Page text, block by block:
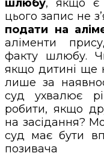
шлюбу, якщо є
цього запис не
подати на
аліменти
факту шлюбу.
якщо дитині ще
лише за
суд ухвалює
робити, якщо
на засідання?
суд має бути
позивача